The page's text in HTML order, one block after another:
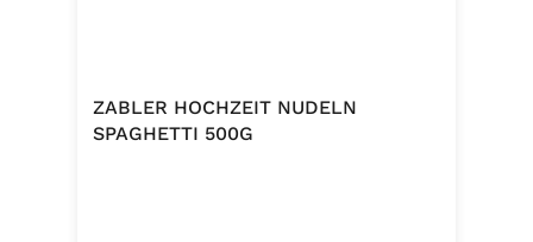
ZABLER HOCHZEIT NUDELN
SPAGHETTI 500G